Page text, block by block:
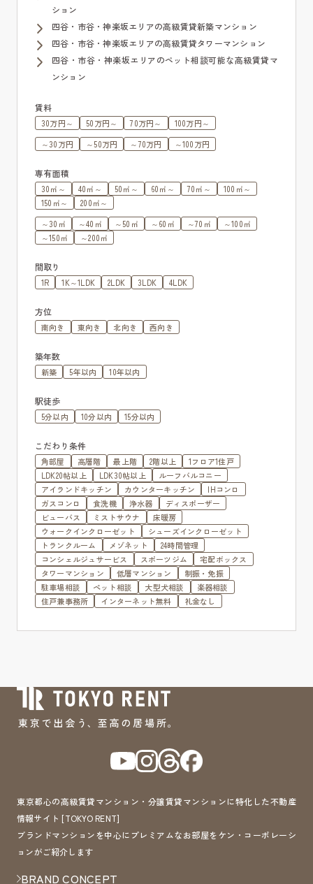
ション
四谷・市谷・神楽坂エリアの高級賃貸新築マンション
四谷・市谷・神楽坂エリアの高級賃貸タワーマンション
四谷・市谷・神楽坂エリアのペット相談可能な高級賃貸マ
ンション
賃料
30万円～ 50万円～ 70万円～
100万円～
～30万円
～50万円 ～70万円 ～100万円
専有面積
30㎡～ 40㎡～ 50㎡～ 60㎡～ 70㎡～
100㎡～
150㎡～
200㎡～
～30㎡
～40㎡ ～50㎡ ～60㎡ ～70㎡
～100㎡
～150㎡
～200㎡
間取り
1R 1K～1LDK 2LDK 3LDK 4LDK
方位
南向き 東向き 北向き 西向き
築年数
新築 5年以内 10年以内
駅徒歩
5分以内 10分以内 15分以内
こだわり条件
角部屋 高層階 最上階 2階以上
1フロア1住戸
LDK20帖以上
LDK30帖以上
ルーフバルコニー
アイランドキッチン
カウンターキッチン
IHコンロ
ガスコンロ
食洗機 浄水器
ディスポーザー
ビューバス
ミストサウナ
床暖房
ウォークインクローゼット
シューズインクローゼット
トランクルーム
メゾネット
24時間管理
コンシェルジュサービス
スポーツジム
宅配ボックス
タワーマンション
低層マンション
制振・免振
駐車場相談
ペット相談 大型犬相談
楽器相談
住戸兼事務所
インターネット無料 礼金なし
東京都心の高級賃貸マンション・分譲賃貸マンションに特化した不動産
情報サイト [TOKYO RENT]
ブランドマンションを中心にプレミアムなお部屋をケン・コーポレーシ
ョンがご紹介します
BRAND CONCEPT